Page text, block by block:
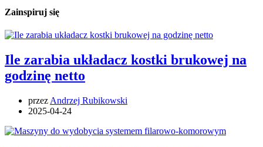
Zainspiruj się
Ile zarabia układacz kostki brukowej na
godzinę netto
przez Andrzej Rubikowski
2025-04-24